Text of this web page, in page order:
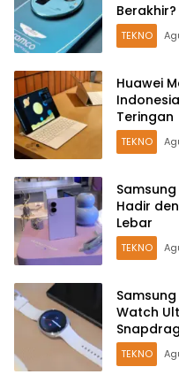
Berakhir?
TEKNO
Huawei
Teringan
TEKNO
Hadir
Lebar
TEKNO
Watch
TEKNO